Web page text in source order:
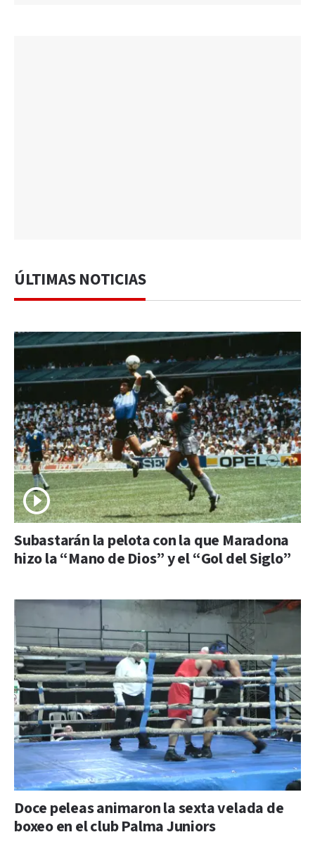
ÚLTIMAS NOTICIAS
Subastarán la pelota con la que Maradona
hizo la “Mano de Dios” y el “Gol del Siglo”
Doce peleas animaron la sexta velada de
boxeo en el club Palma Juniors